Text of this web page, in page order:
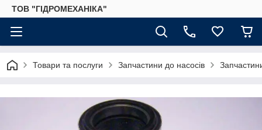
ТОВ "ГІДРОМЕХАНІКА"
Товари та послуги Запчастини до насосів